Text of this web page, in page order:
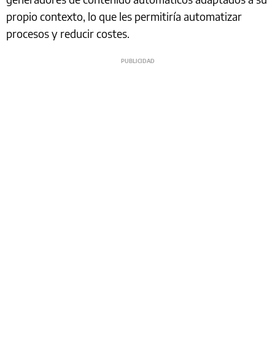
propio contexto, lo que les permitiría automatizar
procesos y reducir costes.